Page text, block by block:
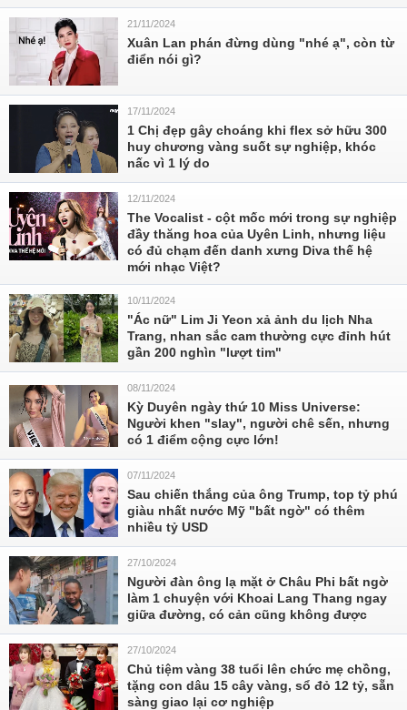
21/11/2024
Xuân Lan phán đừng dùng "nhé ạ", còn từ
điển nói gì?
17/11/2024
1 Chị đẹp gây choáng khi flex sở hữu 300
huy chương vàng suốt sự nghiệp, khóc
nấc vì 1 lý do
12/11/2024
The Vocalist - cột mốc mới trong sự nghiệp
đầy thăng hoa của Uyên Linh, nhưng liệu
có đủ chạm đến danh xưng Diva thế hệ
mới nhạc Việt?
10/11/2024
"Ác nữ" Lim Ji Yeon xả ảnh du lịch Nha
Trang, nhan sắc cam thường cực đỉnh hút
gần 200 nghìn "lượt tim"
08/11/2024
Kỳ Duyên ngày thứ 10 Miss Universe:
Người khen "slay", người chê sến, nhưng
có 1 điểm cộng cực lớn!
07/11/2024
Sau chiến thắng của ông Trump, top tỷ phú
giàu nhất nước Mỹ "bất ngờ" có thêm
nhiều tỷ USD
27/10/2024
Người đàn ông lạ mặt ở Châu Phi bất ngờ
làm 1 chuyện với Khoai Lang Thang ngay
giữa đường, có cản cũng không được
27/10/2024
Chủ tiệm vàng 38 tuổi lên chức mẹ chồng,
tặng con dâu 15 cây vàng, sổ đỏ 12 tỷ, sẵn
sàng giao lại cơ nghiệp